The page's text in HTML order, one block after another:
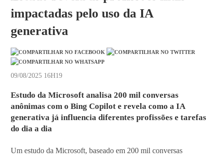
impactadas pelo uso da IA
generativa
09/08/2025 16H19
Estudo da Microsoft analisa 200 mil conversas
anônimas com o Bing Copilot e revela como a IA
generativa já influencia diferentes profissões e tarefas
do dia a dia
Um estudo da Microsoft, baseado em 200 mil conversas